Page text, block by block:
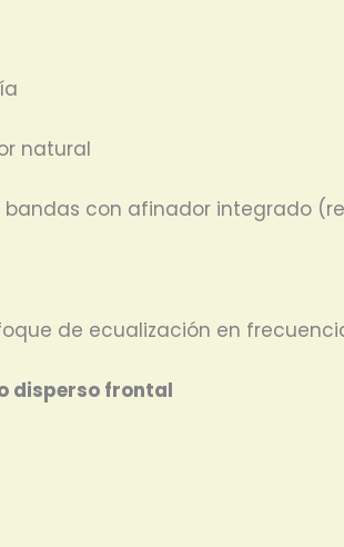
natural
con afinador integrado
de ecualización en
disperso frontal